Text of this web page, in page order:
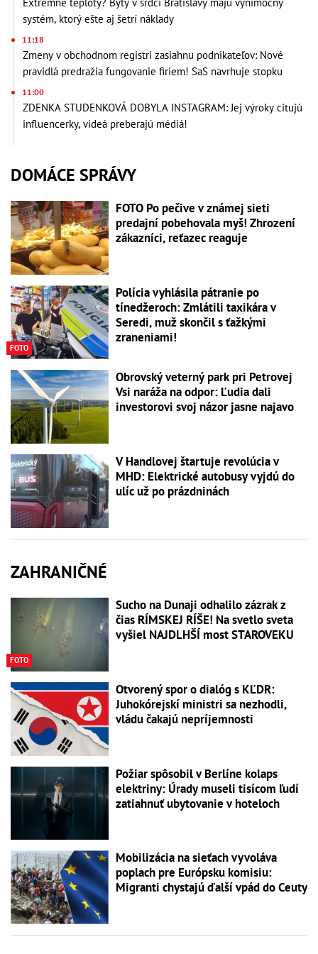
Extrémne teploty? Byty v srdci Bratislavy majú výnimočný
systém, ktorý ešte aj šetrí náklady
11:18
Zmeny v obchodnom registri zasiahnu podnikateľov: Nové
pravidlá predražia fungovanie firiem! SaS navrhuje stopku
11:00
ZDENKA STUDENKOVÁ DOBYLA INSTAGRAM: Jej výroky citujú
influencerky, videá preberajú médiá!
DOMÁCE SPRÁVY
FOTO Po pečive v známej sieti
predajní pobehovala myš! Zhrození
zákazníci, reťazec reaguje
FOTO
Polícia vyhlásila pátranie po
tínedžeroch: Zmlátili taxikára v
Seredi, muž skončil s ťažkými
zraneniami!
Obrovský veterný park pri Petrovej
Vsi naráža na odpor: Ľudia dali
investorovi svoj názor jasne najavo
V Handlovej štartuje revolúcia v
MHD: Elektrické autobusy vyjdú do
ulíc už po prázdninách
ZAHRANIČNÉ
FOTO
Sucho na Dunaji odhalilo zázrak z
čias RÍMSKEJ RÍŠE! Na svetlo sveta
vyšiel NAJDLHŠÍ most STAROVEKU
Otvorený spor o dialóg s KĽDR:
Juhokórejskí ministri sa nezhodli,
vládu čakajú nepríjemnosti
Požiar spôsobil v Berlíne kolaps
elektriny: Úrady museli tisícom ľudí
zatiahnuť ubytovanie v hoteloch
Mobilizácia na sieťach vyvoláva
poplach pre Európsku komisiu:
Migranti chystajú ďalší vpád do Ceuty